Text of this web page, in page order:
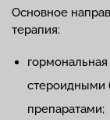
Основное
терапия:
стероидными
препаратами;